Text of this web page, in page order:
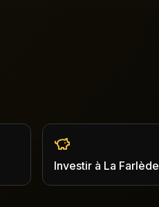
Investir à La Farlède